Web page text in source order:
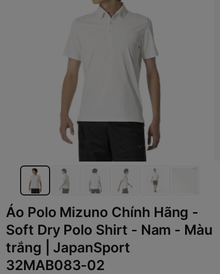
Áo Polo Mizuno Chính Hãng -
Soft Dry Polo Shirt - Nam - Màu
trắng | JapanSport
32MAB083-02